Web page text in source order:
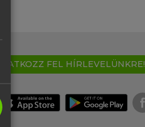
IRATKOZZ FEL HÍRLEVELÜNKRE!